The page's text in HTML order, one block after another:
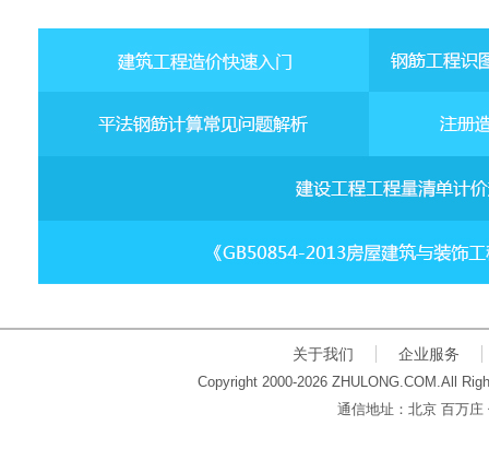
关于我们 企业服务
Copyright 2000-2026 ZHULONG.COM.All
通信地址：北京 百万